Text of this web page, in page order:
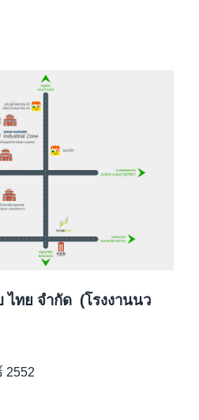
ไทย จำกัด (โรงงานนว
2552